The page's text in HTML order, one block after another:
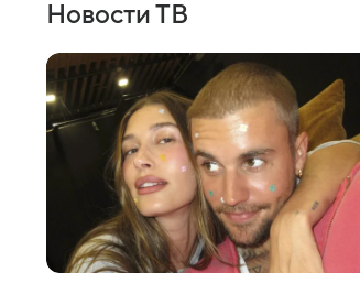
Новости ТВ